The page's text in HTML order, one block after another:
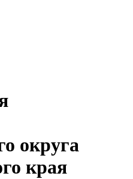
округа
края